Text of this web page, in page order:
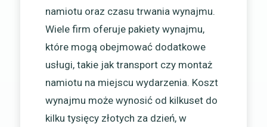
namiotu oraz czasu trwania wynajmu.
Wiele firm oferuje pakiety wynajmu,
które mogą obejmować dodatkowe
usługi, takie jak transport czy montaż
namiotu na miejscu wydarzenia. Koszt
wynajmu może wynosić od kilkuset do
kilku tysięcy złotych za dzień, w